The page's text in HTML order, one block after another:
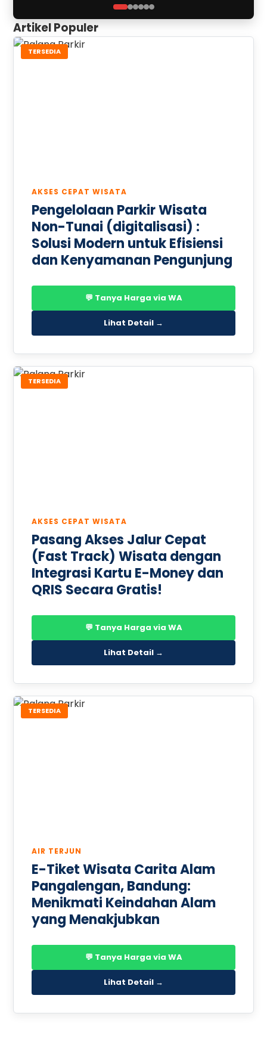
Artikel Populer
TERSEDIA
AKSES CEPAT WISATA
Pengelolaan Parkir Wisata
Non-Tunai (digitalisasi) :
Solusi Modern untuk Efisiensi
dan Kenyamanan Pengunjung
💬 Tanya Harga via WA
Lihat Detail →
TERSEDIA
AKSES CEPAT WISATA
Pasang Akses Jalur Cepat
(Fast Track) Wisata dengan
Integrasi Kartu E-Money dan
QRIS Secara Gratis!
💬 Tanya Harga via WA
Lihat Detail →
TERSEDIA
AIR TERJUN
E-Tiket Wisata Carita Alam
Pangalengan, Bandung:
Menikmati Keindahan Alam
yang Menakjubkan
💬 Tanya Harga via WA
Lihat Detail →